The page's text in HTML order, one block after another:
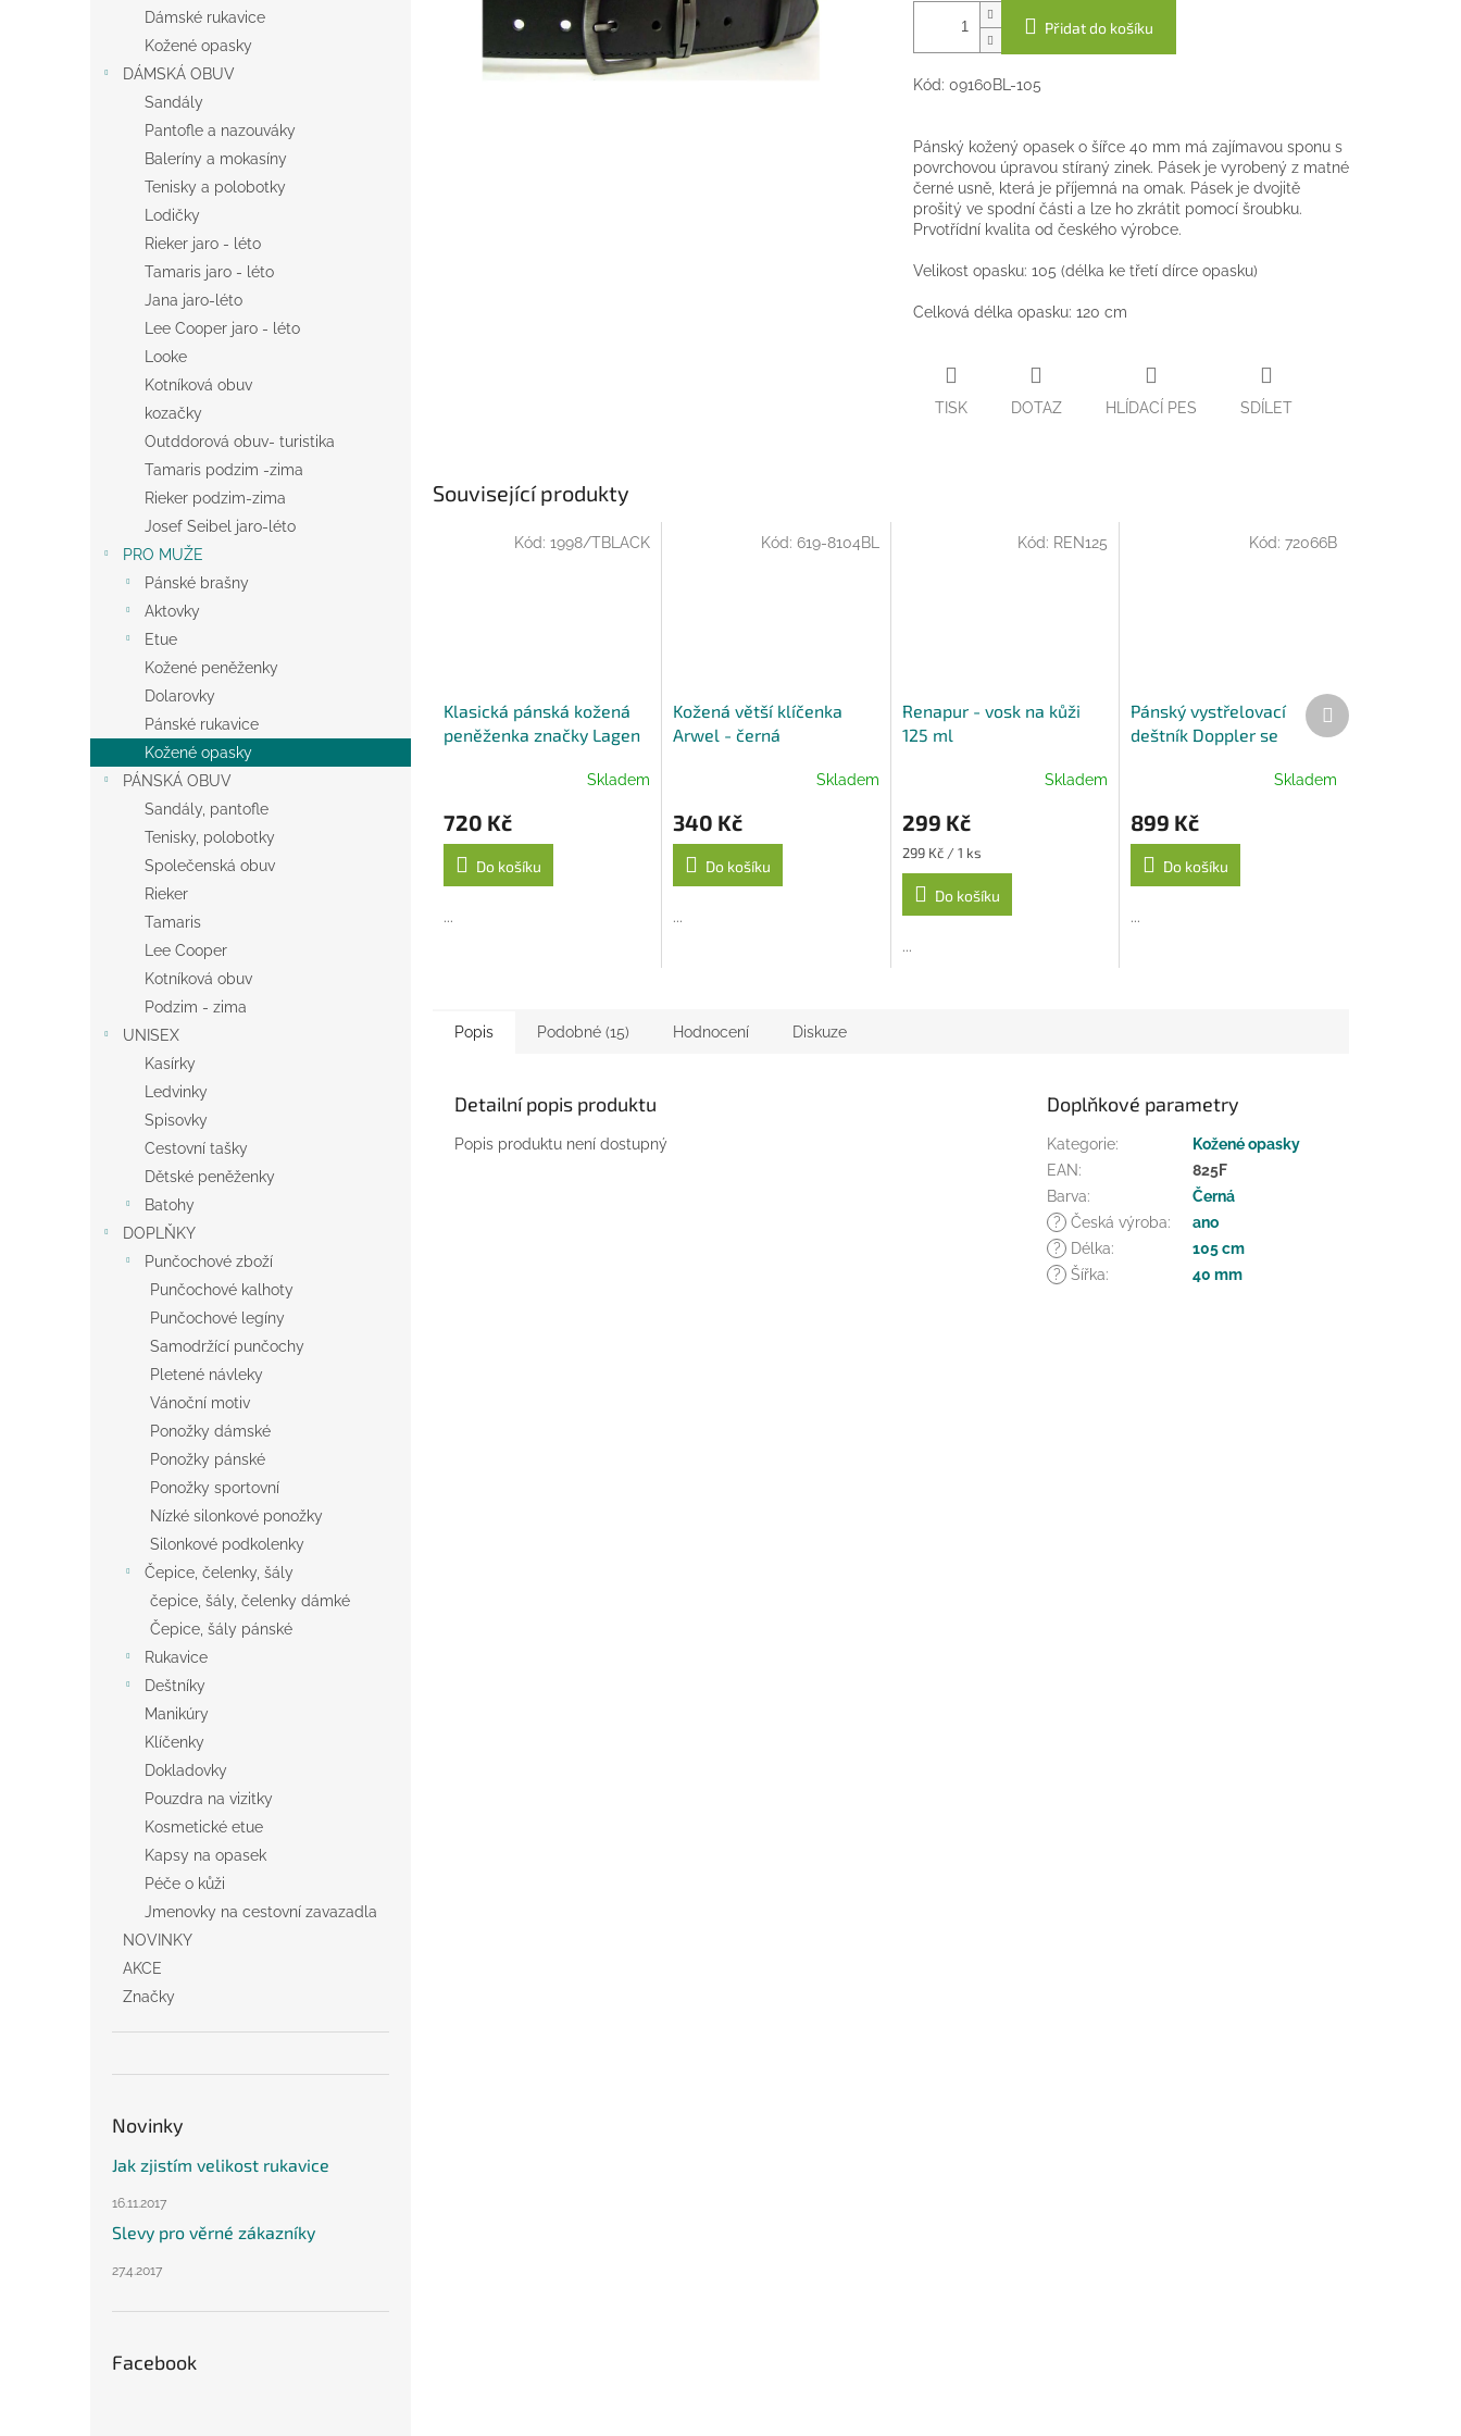
Dámské rukavice
Kožené opasky
DÁMSKÁ OBUV
Sandály
Pantofle a nazouváky
Baleríny a mokasíny
Tenisky a polobotky
Lodičky
Rieker jaro - léto
Tamaris jaro - léto
Jana jaro-léto
Lee Cooper jaro - léto
Looke
Kotníková obuv
kozačky
Outddorová obuv- turistika
Tamaris podzim -zima
Rieker podzim-zima
Josef Seibel jaro-léto
PRO MUŽE
Pánské brašny
Aktovky
Etue
Kožené peněženky
Dolarovky
Pánské rukavice
Kožené opasky
PÁNSKÁ OBUV
Sandály, pantofle
Tenisky, polobotky
Společenská obuv
Rieker
Tamaris
Lee Cooper
Kotníková obuv
Podzim - zima
UNISEX
Kasírky
Ledvinky
Spisovky
Cestovní tašky
Dětské peněženky
Batohy
DOPLŇKY
Punčochové zboží
Punčochové kalhoty
Punčochové legíny
Samodržící punčochy
Pletené návleky
Vánoční motiv
Ponožky dámské
Ponožky pánské
Ponožky sportovní
Nízké silonkové ponožky
Silonkové podkolenky
Čepice, čelenky, šály
čepice, šály, čelenky dámké
Čepice, šály pánské
Rukavice
Deštníky
Manikúry
Klíčenky
Dokladovky
Pouzdra na vizitky
Kosmetické etue
Kapsy na opasek
Péče o kůži
Jmenovky na cestovní zavazadla
NOVINKY
AKCE
Značky
Novinky
Jak zjistím velikost rukavice
16.11.2017
Slevy pro věrné zákazníky
27.4.2017
Facebook
Přidat do košíku
Kód: 09160BL-105
Pánský kožený opasek o šířce 40 mm má zajímavou sponu s
povrchovou úpravou stíraný zinek. Pásek je vyrobený z matné
černé usně, která je příjemná na omak. Pásek je dvojitě
prošitý ve spodní části a lze ho zkrátit pomocí šroubku.
Prvotřídní kvalita od českého výrobce.
Velikost opasku: 105 (délka ke třetí dírce opasku)
Celková délka opasku: 120 cm
TISK DOTAZ HLÍDACÍ PES SDÍLET
Související produkty
Klasická pánská kožená
peněženka značky Lagen
Skladem
720 Kč
Do košíku
...
Kód: 1998/TBLACK
Kožená větší klíčenka
Arwel - černá
Skladem
340 Kč
Do košíku
...
Kód: 619-8104BL
Renapur - vosk na kůži
125 ml
Skladem
299 Kč
Měrná
cena:
299 Kč / 1 ks
Do košíku
...
Kód: REN125
Pánský vystřelovací
deštník Doppler se
Skladem
899 Kč
Do košíku
...
Kód: 72066B
Další
produkt
Popis Podobné (15) Hodnocení Diskuze
Detailní popis produktu
Popis produktu není dostupný
Doplňkové parametry
Kategorie:
Kožené opasky
EAN:
825F
Barva:
Černá
?
Česká výroba:
ano
?
Délka:
105 cm
?
Šířka: 40 mm